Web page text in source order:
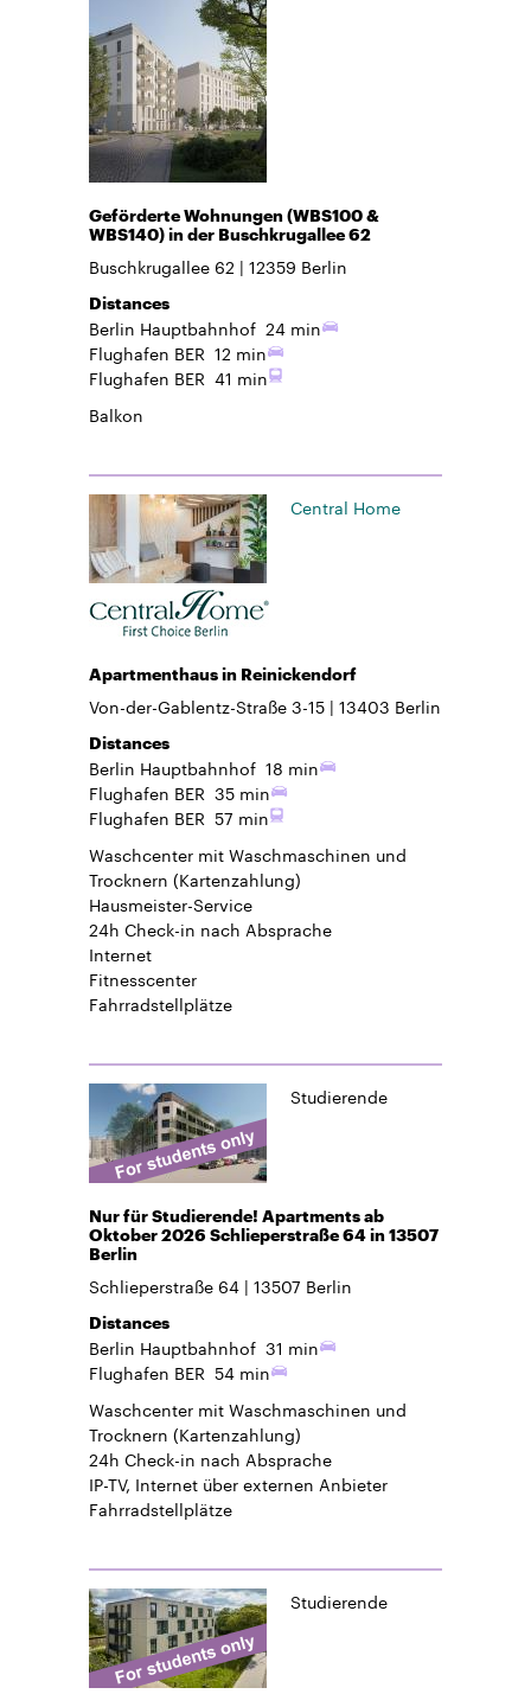
Geförderte Wohnungen (WBS100 &
WBS140) in der Buschkrugallee 62
Buschkrugallee 62 12359 Berlin
Distances
Berlin Hauptbahnhof 24 min
Flughafen BER 12 min
Flughafen BER 41 min
Balkon
Central Home
Apartmenthaus in Reinickendorf
Von-der-Gablentz-Straße 3-15 13403 Berlin
Distances
Berlin Hauptbahnhof 18 min
Flughafen BER 35 min
Flughafen BER 57 min
Waschcenter mit Waschmaschinen und
Trocknern (Kartenzahlung)
Hausmeister-Service
24h Check-in nach Absprache
Internet
Fitnesscenter
Fahrradstellplätze
Studierende
Nur für Studierende! Apartments ab
Oktober 2026 Schlieperstraße 64 in 13507
Berlin
Schlieperstraße 64 13507 Berlin
Distances
Berlin Hauptbahnhof 31 min
Flughafen BER 54 min
Waschcenter mit Waschmaschinen und
Trocknern (Kartenzahlung)
24h Check-in nach Absprache
IP-TV, Internet über externen Anbieter
Fahrradstellplätze
Studierende